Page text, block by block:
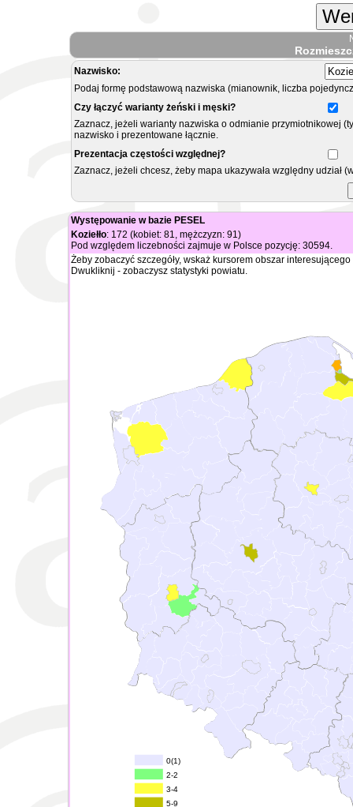
Nazwisko:
Podaj formę podstawową nazwiska (mianownik, liczba
Czy łączyć warianty żeński i męski?
Zaznacz, jeżeli warianty nazwiska o odmianie przymiotnikowej
nazwisko i prezentowane łącznie.
Prezentacja częstości względnej?
Zaznacz, jeżeli chcesz, żeby mapa ukazywała względny
Występowanie w bazie PESEL
Koziełło: 172 (kobiet: 81, mężczyzn: 91)
Pod względem liczebności zajmuje w Polsce pozycję: 30594.
Żeby zobaczyć szczegóły, wskaż kursorem obszar
Dwukliknij - zobaczysz statystyki powiatu.
0(1)
2-2
3-4
5-9